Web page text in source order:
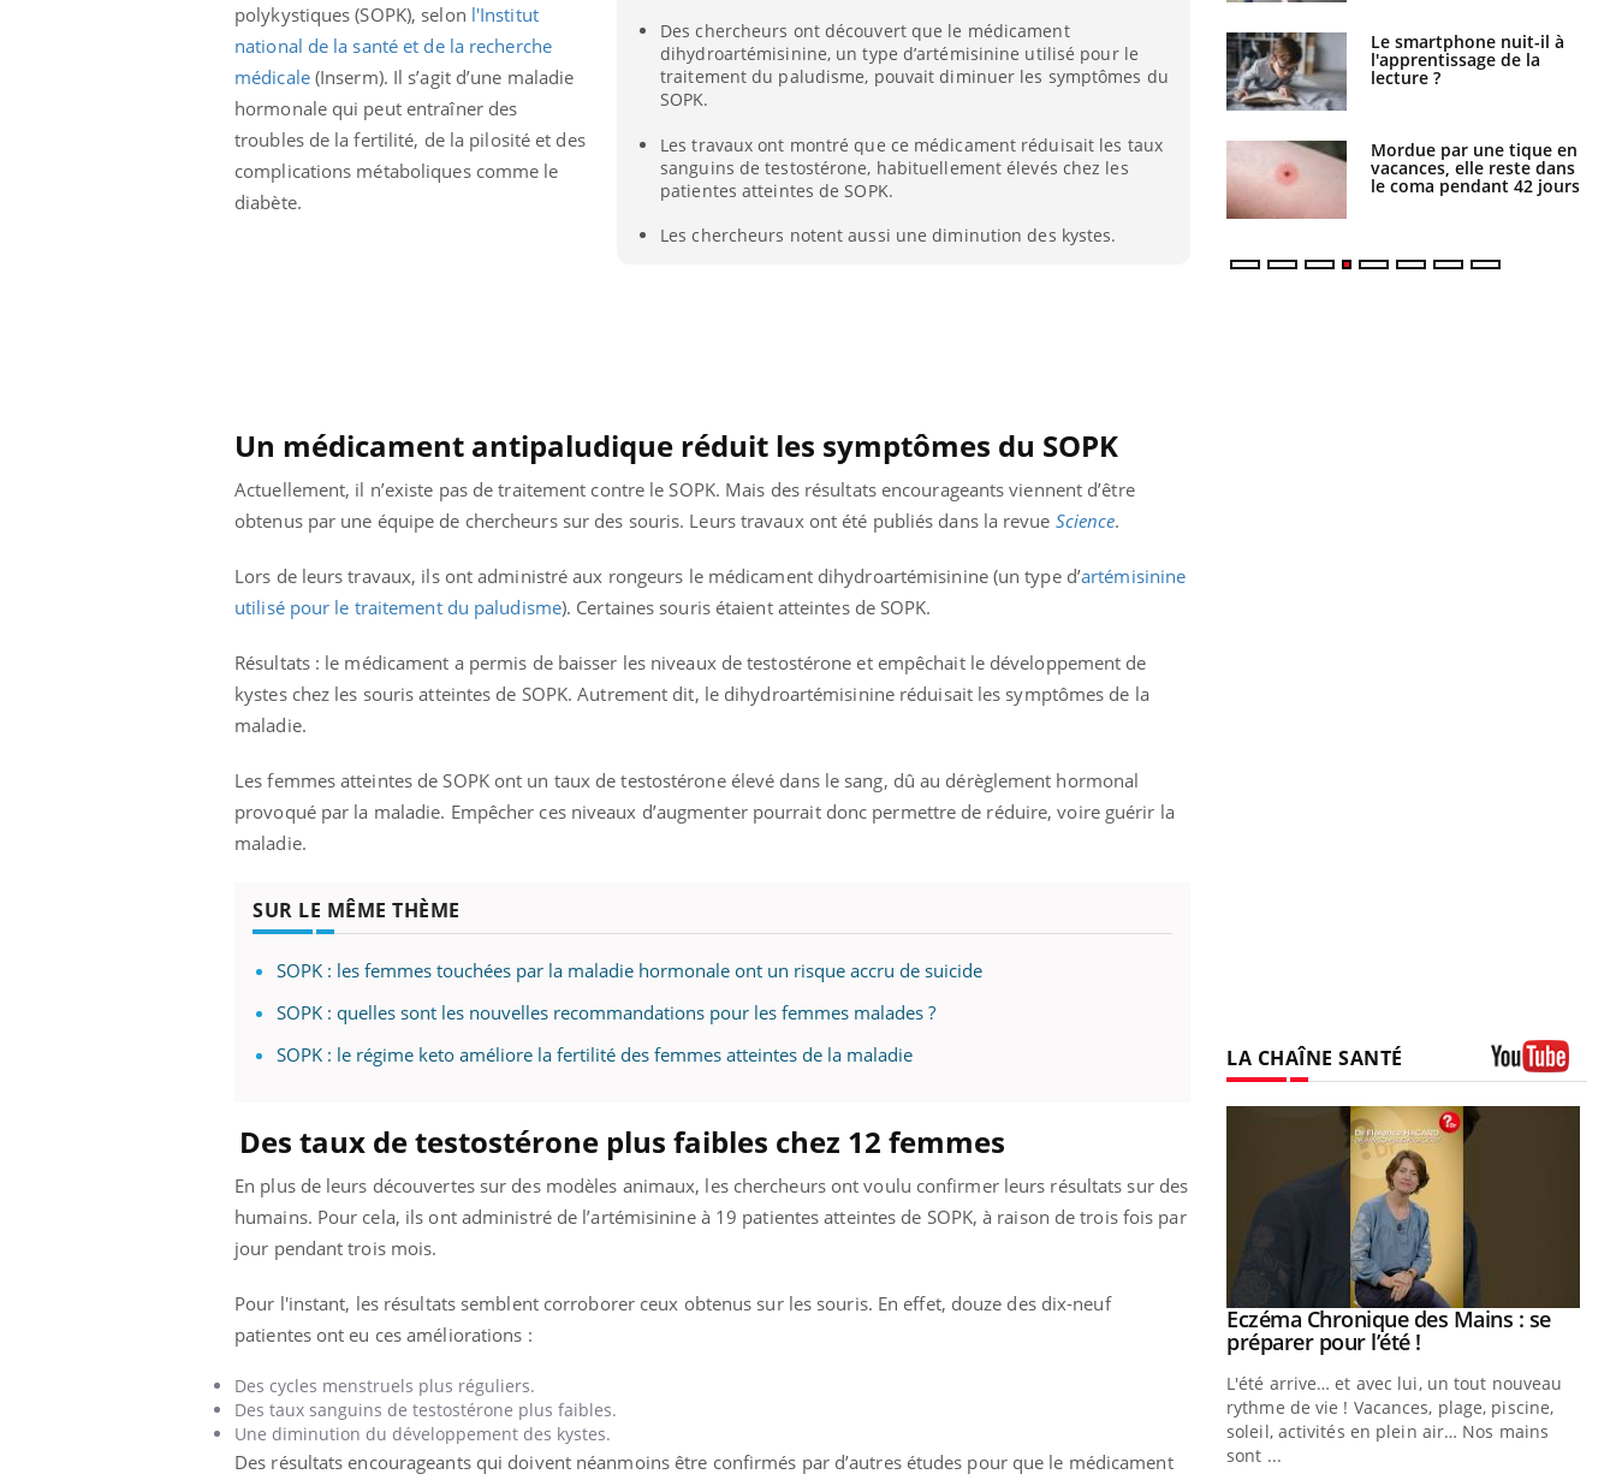
Des chercheurs ont découvert que le médicament
dihydroartémisinine, un type d’artémisinine utilisé pour le
traitement du paludisme, pouvait diminuer les symptômes du
SOPK.
Les travaux ont montré que ce médicament réduisait les taux
sanguins de testostérone, habituellement élevés chez les
patientes atteintes de SOPK.
Les chercheurs notent aussi une diminution des kystes.
polykystiques (SOPK), selon l'Institut
national de la santé et de la recherche
médicale(Inserm). Il s’agit d’une maladie
hormonale qui peut entraîner des
troubles de la fertilité, de la pilosité et des
complications métaboliques comme le
diabète.
Un médicament antipaludique réduit les symptômes du SOPK
Actuellement, il n’existe pas de traitement contre le SOPK. Mais des résultats encourageants viennent d’être
obtenus par une équipe de chercheurs sur des souris. Leurs travaux ont été publiés dans la revue Science.
Lors de leurs travaux, ils ont administré aux rongeurs le médicament dihydroartémisinine (un type d’artémisinine
utilisé pour le traitement du paludisme). Certaines souris étaient atteintes de SOPK.
Résultats : le médicament a permis de baisser les niveaux de testostérone et empêchait le développement de
kystes chez les souris atteintes de SOPK. Autrement dit, le dihydroartémisinine réduisait les symptômes de la
maladie.
Les femmes atteintes de SOPK ont un taux de testostérone élevé dans le sang, dû au dérèglement hormonal
provoqué par la maladie. Empêcher ces niveaux d’augmenter pourrait donc permettre de réduire, voire guérir la
maladie.
SUR LE MÊME THÈME
SOPK : les femmes touchées par la maladie hormonale ont un risque accru de suicide
SOPK : quelles sont les nouvelles recommandations pour les femmes malades ?
SOPK : le régime keto améliore la fertilité des femmes atteintes de la maladie
Des taux de testostérone plus faibles chez 12 femmes
En plus de leurs découvertes sur des modèles animaux, les chercheurs ont voulu confirmer leurs résultats sur des
humains. Pour cela, ils ont administré de l’artémisinine à 19 patientes atteintes de SOPK, à raison de trois fois par
jour pendant trois mois.
Pour l'instant, les résultats semblent corroborer ceux obtenus sur les souris. En effet, douze des dix-neuf
patientes ont eu ces améliorations :
Des cycles menstruels plus réguliers.
Des taux sanguins de testostérone plus faibles.
Une diminution du développement des kystes.
Des résultats encourageants qui doivent néanmoins être confirmés par d’autres études pour que le médicament
Les médicaments GLP-1
protègent-ils aussi les os
?
Cytomégalovirus : ce qui
change dans la prise en
charge des femmes
enceintes
VIH : la fin du comprimé
tous les jours se profile-t-
elle enfin ?
Pourquoi votre ventre
gâche-t-il les premiers
jours de vos vacances ?
Le Viagra pourrait-il
freiner la propagation du
cancer ?
Pourquoi manger moins
de protéines pourrait
Le smartphone nuit-il à
l'apprentissage de la
lecture ?
Mordue par une tique en
vacances, elle reste dans
le coma pendant 42 jours
LA CHAÎNE SANTÉ
Eczéma Chronique des Mains :
expliquer ma maladieYoutube
Il y a des sujets qui sont faciles à aborder...
d'autres non ! D'un côté, poser des
questions sur la maladie d'un proche c'est
Carence en fer : comprendre pour
prévenir
Fatigue, irritabilité, brouillard mental ou
même alopécie… Les symptômes de la
carence en fer sont multiples ce qui la rend
...
Insuline & Charge mentale : et si on Youtube
Eczéma Chronique des Mains : se
préparer pour l’été !Youtube
L'été arrive… et avec lui, un tout nouveau
rythme de vie ! Vacances, plage, piscine,
soleil, activités en plein air… Nos mains
sont ...